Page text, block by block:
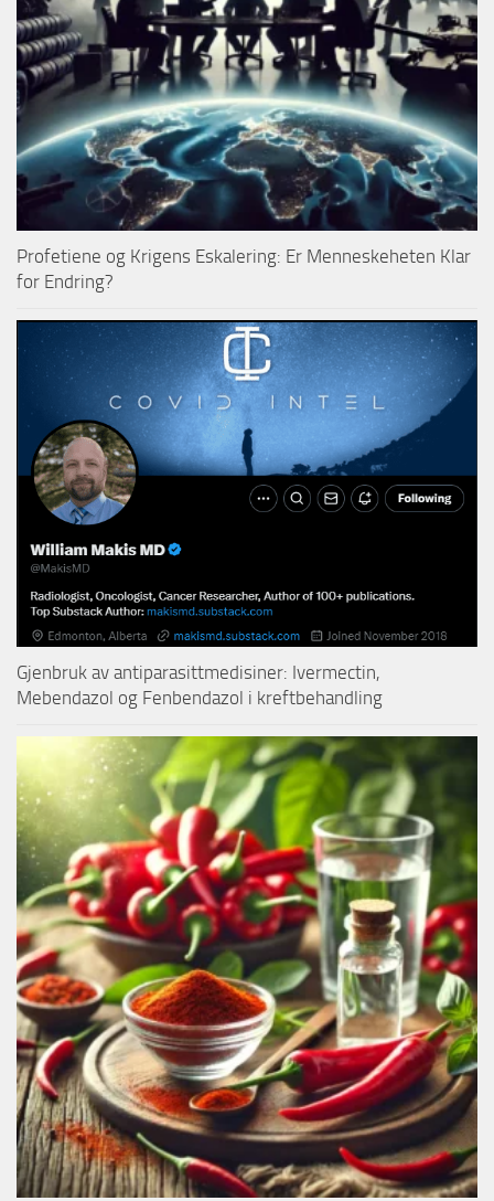
Profetiene og Krigens Eskalering: Er Menneskeheten Klar
for Endring?
Gjenbruk av antiparasittmedisiner: Ivermectin,
Mebendazol og Fenbendazol i kreftbehandling